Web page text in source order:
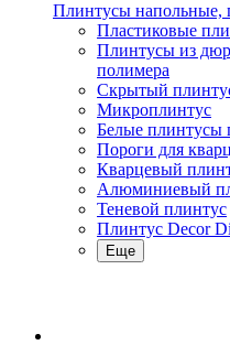
Плинтусы напольные,
Пластиковые
Плинтусы из
полимера
Скрытый
Микроплинтус
Белые
Пороги для
Кварцевый
Алюминиевый
Теневой плинтус
Плинтус Decor
Еще